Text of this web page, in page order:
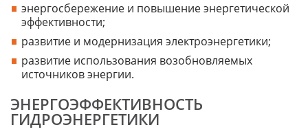
энергосбережение и повышение энергетической
эффективности;
развитие и модернизация электроэнергетики;
развитие использования возобновляемых
источников энергии.
ЭНЕРГОЭФФЕКТИВНОСТЬ
ГИДРОЭНЕРГЕТИКИ